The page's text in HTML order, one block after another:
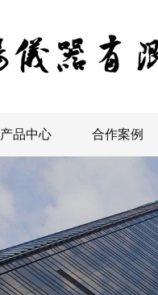
产品中心 合作案例